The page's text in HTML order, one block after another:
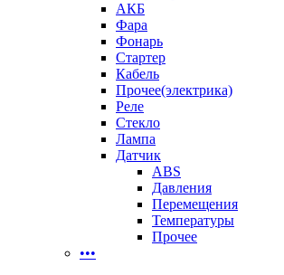
АКБ
Фара
Фонарь
Стартер
Кабель
Прочее(электрика)
Реле
Стекло
Лампа
Датчик
ABS
Давления
Перемещения
Температуры
Прочее
•••